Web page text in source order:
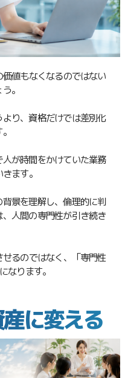
値もなくなるのではない
。
り、資格だけでは差別化
が時間をかけていた業務
ます。
景を理解し、倫理的に判
人間の専門性が引き続き
るのではなく、「専門性
なります。
に変える